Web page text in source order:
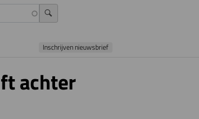
Inschrijven nieuwsbrief
achter